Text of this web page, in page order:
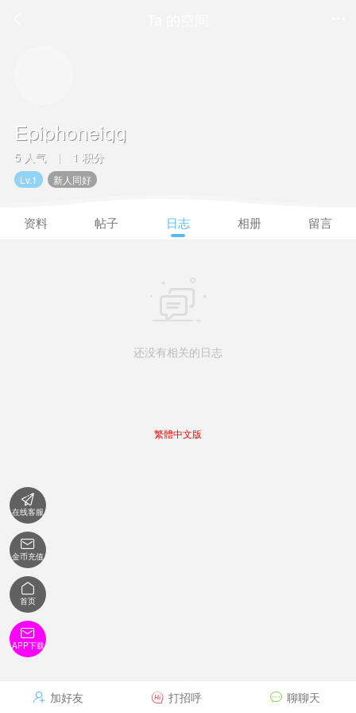
Epiphoneigg
5 人气 | 1 积分
Lv.1 新人同好
资料 帖子 日志 相册 留言
还没有相关的日志
 加好友  打招呼  聊聊天
繁體中文版

在线客服

金币充值

首页

APP下载